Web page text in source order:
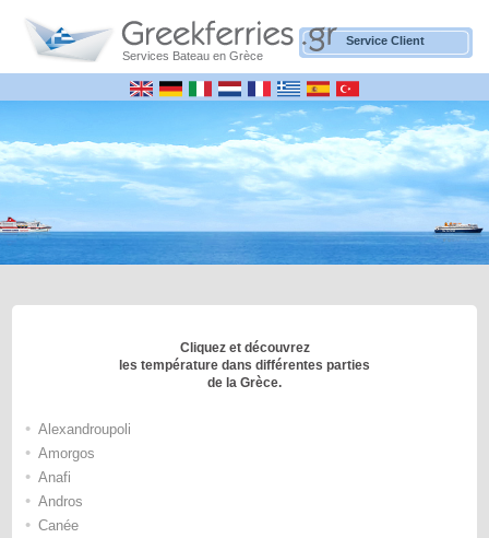
Services Bateau en Grèce
Service Client
Cliquez et découvrez
les température dans différentes parties
de la Grèce.
• Alexandroupoli
• Amorgos
• Anafi
• Andros
• Canée